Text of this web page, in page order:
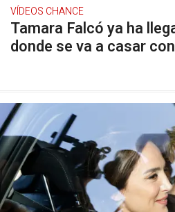
VÍDEOS CHANCE
Tamara Falcó ya ha
donde se va a casar